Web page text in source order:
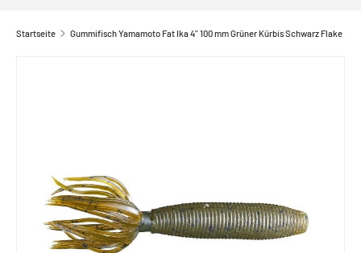
Startseite Gummifisch Yamamoto Fat Ika 4'' 100 mm Grüner Kürbis Schwarz Flake